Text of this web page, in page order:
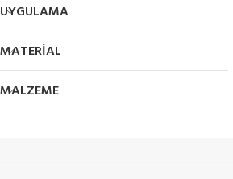
UYGULAMA
MATERIAL
MALZEME